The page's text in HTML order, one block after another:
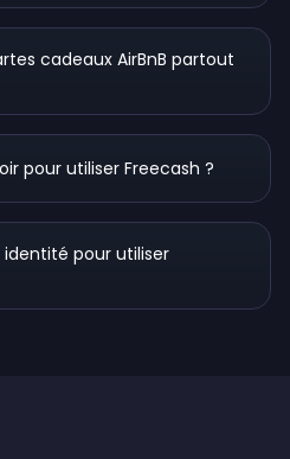
cadeaux AirBnB partout
pour utiliser Freecash ?
pour utiliser